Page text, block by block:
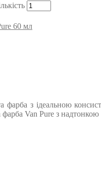
60 мл
фарба з ідеальною
фарба Van Pure з